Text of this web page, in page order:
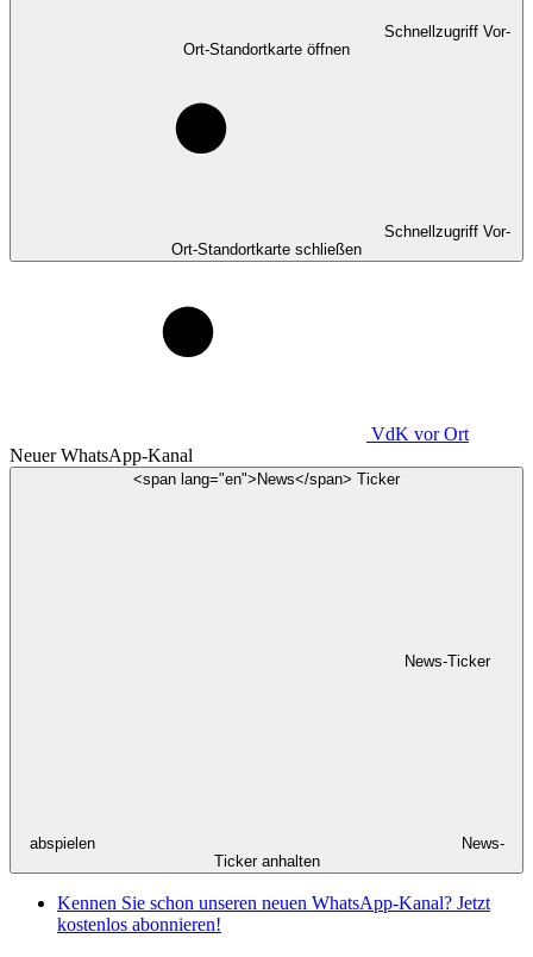
Schnellzugriff Vor-
Ort-Standortkarte öffnen
Schnellzugriff Vor-
Ort-Standortkarte schließen
VdK vor Ort
Neuer WhatsApp-Kanal
<span lang="en">News</span> Ticker
News-Ticker
abspielen
News-
Ticker anhalten
Kennen Sie schon unseren neuen WhatsApp-Kanal? Jetzt
kostenlos abonnieren!